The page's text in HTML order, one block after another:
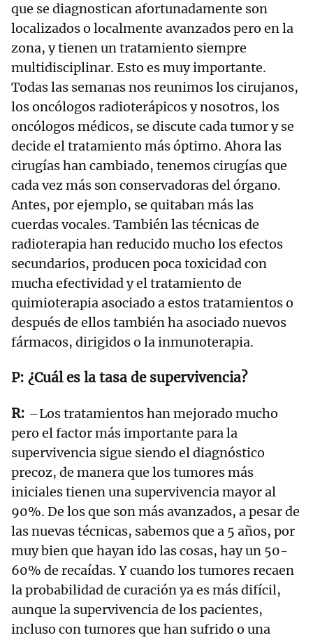
que se diagnostican afortunadamente son
localizados o localmente avanzados pero en la
zona, y tienen un tratamiento siempre
multidisciplinar. Esto es muy importante.
Todas las semanas nos reunimos los cirujanos,
los oncólogos radioterápicos y nosotros, los
oncólogos médicos, se discute cada tumor y se
decide el tratamiento más óptimo. Ahora las
cirugías han cambiado, tenemos cirugías que
cada vez más son conservadoras del órgano.
Antes, por ejemplo, se quitaban más las
cuerdas vocales. También las técnicas de
radioterapia han reducido mucho los efectos
secundarios, producen poca toxicidad con
mucha efectividad y el tratamiento de
quimioterapia asociado a estos tratamientos o
después de ellos también ha asociado nuevos
fármacos, dirigidos o la inmunoterapia.
¿Cuál es la tasa de supervivencia?
–Los tratamientos han mejorado mucho
pero el factor más importante para la
supervivencia sigue siendo el diagnóstico
precoz, de manera que los tumores más
iniciales tienen una supervivencia mayor al
90%. De los que son más avanzados, a pesar de
las nuevas técnicas, sabemos que a 5 años, por
muy bien que hayan ido las cosas, hay un 50-
60% de recaídas. Y cuando los tumores recaen
la probabilidad de curación ya es más difícil,
aunque la supervivencia de los pacientes,
incluso con tumores que han sufrido o una